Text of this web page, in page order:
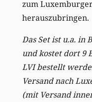
zum
herauszubringen.
Das Set ist u.a. in
und kostet dort 9
LVI bestellt
Versand nach
(mit Versand